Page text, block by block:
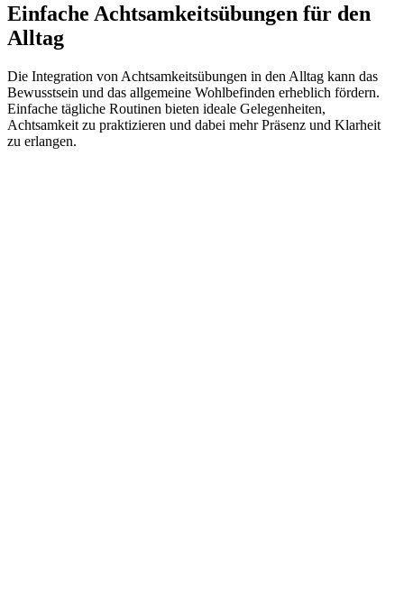
Einfache Achtsamkeitsübungen für den
Alltag
Die Integration von Achtsamkeitsübungen in den Alltag kann das
Bewusstsein und das allgemeine Wohlbefinden erheblich fördern.
Einfache tägliche Routinen bieten ideale Gelegenheiten,
Achtsamkeit zu praktizieren und dabei mehr Präsenz und Klarheit
zu erlangen.